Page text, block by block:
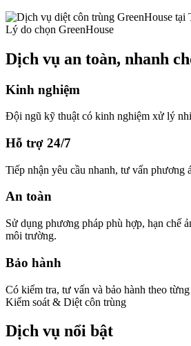
Lý do chọn GreenHouse
Dịch vụ an toàn, nhanh
Kinh nghiệm
Đội ngũ kỹ thuật có kinh nghiệm xử lý
Hỗ trợ 24/7
Tiếp nhận yêu cầu nhanh, tư vấn phương
An toàn
Sử dụng phương pháp phù hợp, hạn chế
môi trường.
Bảo hành
Có kiểm tra, tư vấn và bảo hành theo
Kiểm soát & Diệt côn trùng
Dịch vụ nổi bật